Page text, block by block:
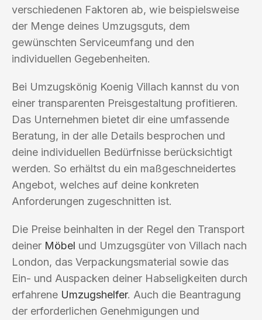
verschiedenen Faktoren ab, wie beispielsweise
der Menge deines Umzugsguts, dem
gewünschten Serviceumfang und den
individuellen Gegebenheiten.
Bei Umzugskönig Koenig Villach kannst du von
einer transparenten Preisgestaltung profitieren.
Das Unternehmen bietet dir eine umfassende
Beratung, in der alle Details besprochen und
deine individuellen Bedürfnisse berücksichtigt
werden. So erhältst du ein maßgeschneidertes
Angebot, welches auf deine konkreten
Anforderungen zugeschnitten ist.
Die Preise beinhalten in der Regel den Transport
deiner Möbel und Umzugsgüter von Villach nach
London, das Verpackungsmaterial sowie das
Ein- und Auspacken deiner Habseligkeiten durch
erfahrene Umzugshelfer. Auch die Beantragung
der erforderlichen Genehmigungen und